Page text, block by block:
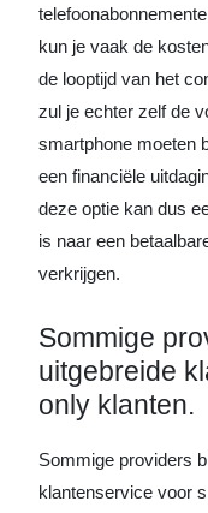
kun je vaak de
de looptijd van het
zul je echter zelf de
smartphone moeten
een financiële
deze optie kan dus
is naar een
verkrijgen.
Sommige
uitgebreide
only klanten.
Sommige providers
klantenservice voor